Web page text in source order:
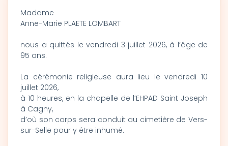
Madame
Anne-Marie PLAËTE LOMBART
nous a quittés le vendredi 3 juillet 2026, à l’âge de
95 ans.
La cérémonie religieuse aura lieu le vendredi 10
juillet 2026,
à 10 heures, en la chapelle de l’EHPAD Saint Joseph
à Cagny,
d’où son corps sera conduit au cimetière de Vers-
sur-Selle pour y être inhumé.